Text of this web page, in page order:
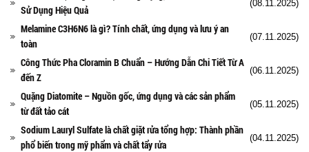
Sử Dụng Hiệu Quả
(08.11.2025)
Melamine C3H6N6 là gì? Tính chất, ứng dụng và lưu ý an
toàn
(07.11.2025)
Công Thức Pha Cloramin B Chuẩn – Hướng Dẫn Chi Tiết Từ A
đến Z
(06.11.2025)
Quặng Diatomite – Nguồn gốc, ứng dụng và các sản phẩm
từ đất tảo cát
(05.11.2025)
Sodium Lauryl Sulfate là chất giặt rửa tổng hợp: Thành phần
phổ biến trong mỹ phẩm và chất tẩy rửa
(04.11.2025)